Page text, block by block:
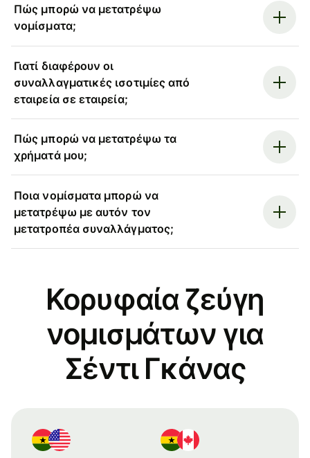
Πώς μπορώ να μετατρέψω
νομίσματα;
Γιατί διαφέρουν οι
συναλλαγματικές ισοτιμίες από
εταιρεία σε εταιρεία;
Πώς μπορώ να μετατρέψω τα
χρήματά μου;
Ποια νομίσματα μπορώ να
μετατρέψω με αυτόν τον
μετατροπέα συναλλάγματος;
Κορυφαία ζεύγη
νομισμάτων για
Σέντι Γκάνας